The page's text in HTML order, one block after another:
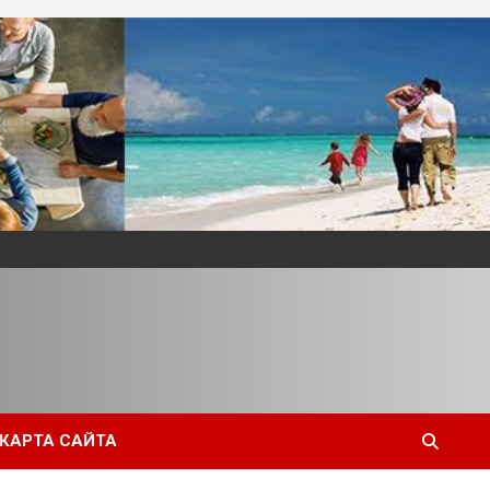
КАРТА САЙТА